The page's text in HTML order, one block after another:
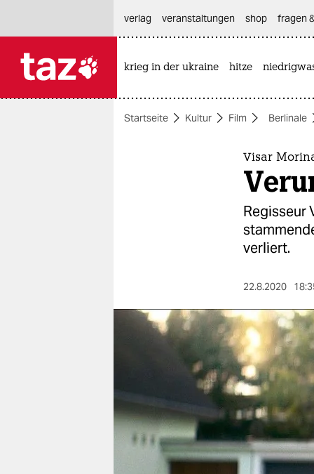
themen
berlin
verlag
verlag
veranstaltungen
verlag
veranstaltungen shop fragen
krieg in der ukraine hitze
Startseite Kultur Film Berlinale
Visar
Regisseur
verliert.
22.8.2020